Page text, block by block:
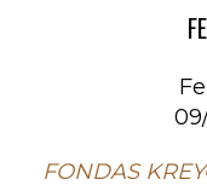
Rubrique
FONDAS